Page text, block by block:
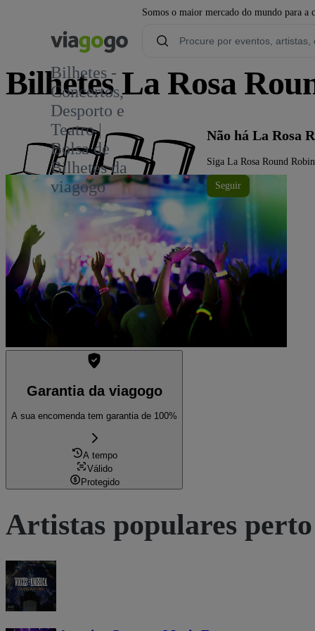
Somos o maior mercado do mundo para a
Bilhetes -
Concertos,
Desporto e
Teatro |
Bolsa de
Bilhetes da
viagogo
Bilhetes La Rosa
Não há La Rosa
Siga La Rosa Round
Seguir
Garantia da viagogo
A sua encomenda tem garantia de 100%
A tempo
Válido
Protegido
Artistas populares perto